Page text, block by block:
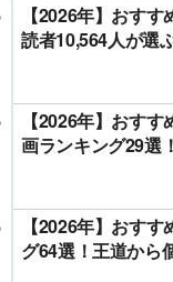
【2026年】おす
読者10,564人が選
【2026年】おす
画ランキング29選
【2026年】おす
グ64選！王道から